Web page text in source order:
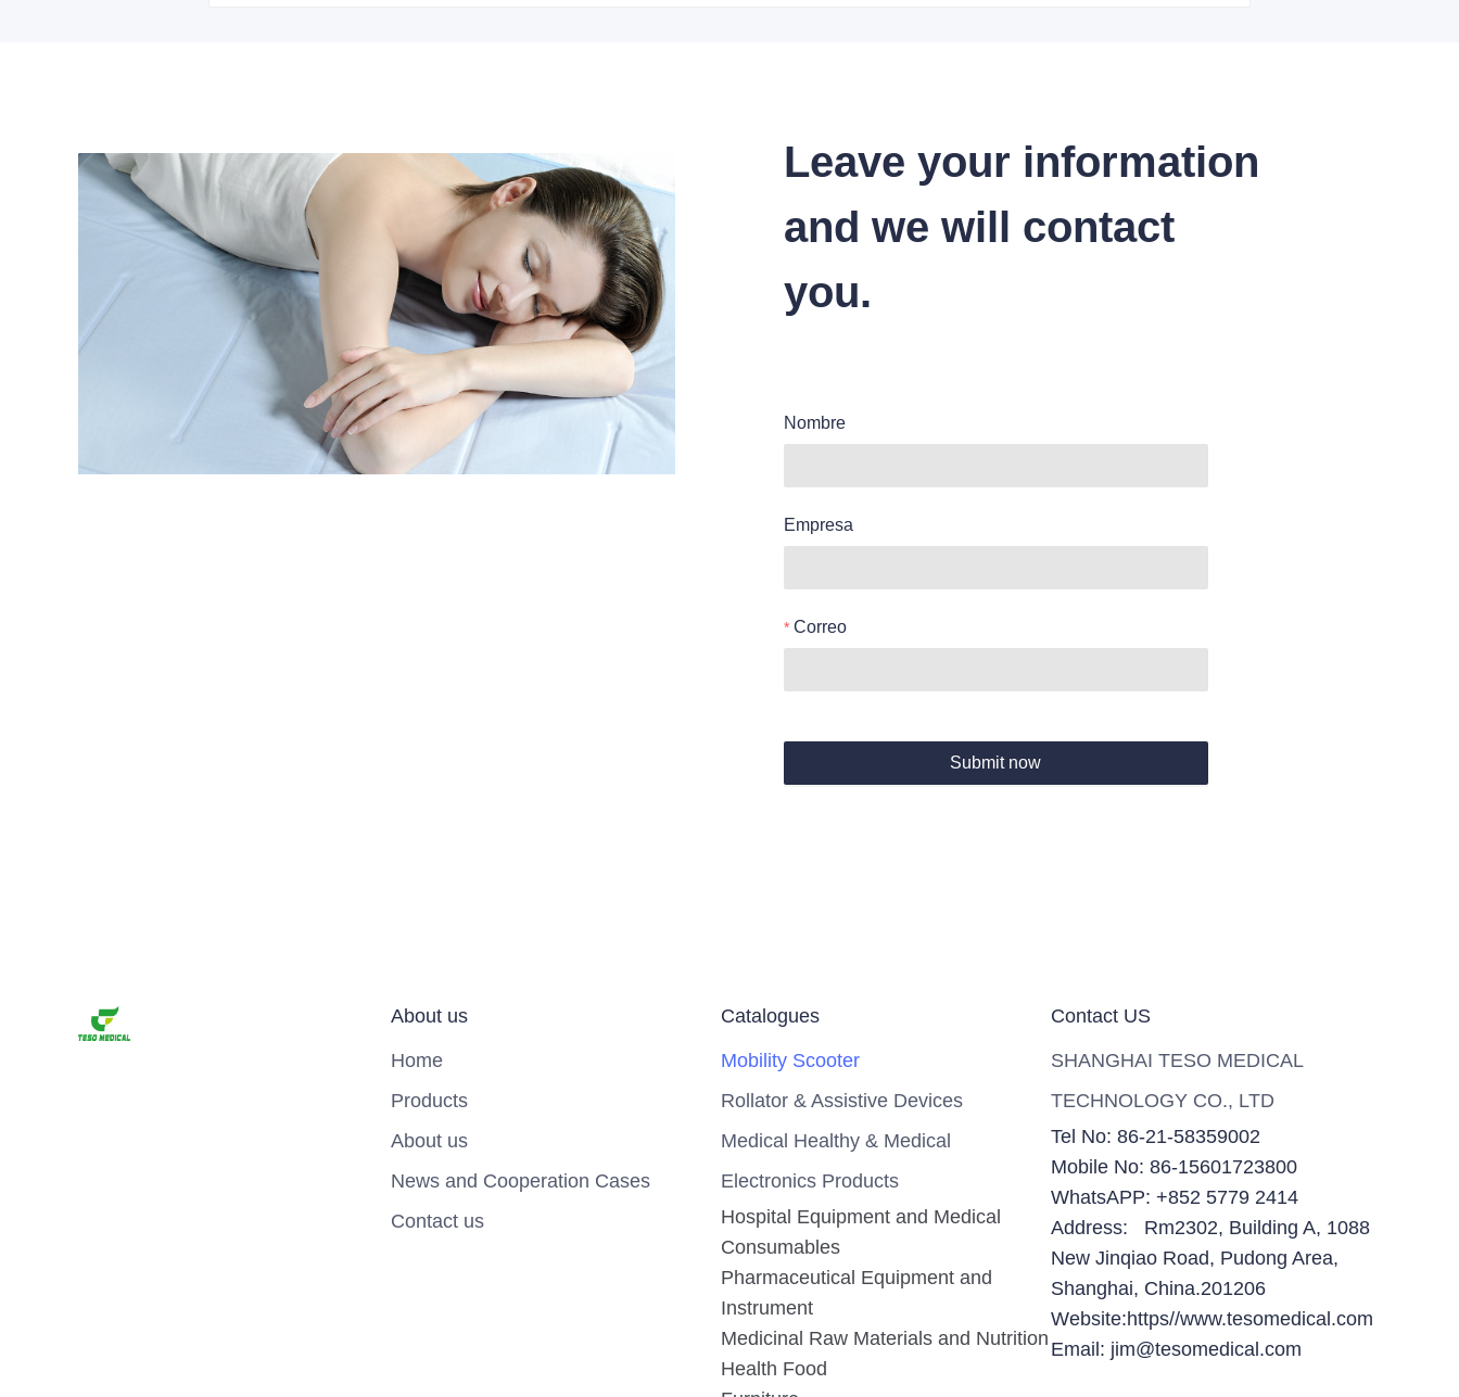
Leave your information
and we will contact
you.
Nombre
Empresa
Correo
Submit now
About us
Home
Products
About us
News and Cooperation Cases
Contact us
Catalogues
Mobility Scooter
Rollator & Assistive Devices
Medical Healthy & Medical
Electronics Products
Hospital Equipment and Medical
Consumables
Pharmaceutical Equipment and
Instrument
Medicinal Raw Materials and Nutrition
Health Food
Contact US
SHANGHAI TESO MEDICAL
TECHNOLOGY CO., LTD
Tel No: 86-21-58359002
Mobile No: 86-15601723800
WhatsAPP: +852 5779 2414
Address: Rm2302, Building A, 1088
New Jinqiao Road, Pudong Area,
Shanghai, China.201206
Website:https//www.tesomedical.com
Email: jim@tesomedical.com